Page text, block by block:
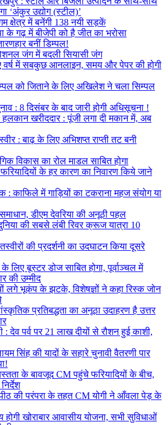
‘अंकुर उद्योग (स्टील)’
क्षेत्र में बनेंगी 138 नयी सड़कें
के गढ़ में बीजेपी को है जीत का भरोसा
बनीं डिम्पल!
जंग में बदली सियासी जंग
वर्ष में सबकुछ आनलाइन, समय और पेपर की होगी
को जिताने के लिए अखिलेश ने चला सिम्पल
: 8 दिसंबर के बाद जारी होगी अधिसूचना !
हलकान खरीददार : पूंजी लगा दी मकान में, अब
: बाढ़ के लिए अभिशप्त राप्ती तट बनी
विकास का रोल माडल साबित होगा
के हर कारण का निवारण किये जाने
काफिले में गाड़ियों का टकराना महज संयोग या
डीएम देवरिया की अनूठी पहल
की सबसे लंबी रिवर क्रूज यात्रा 10
की प्रदर्शनी का उदघाटन किया दूसरे
लिए बूस्टर डोज साबित होगा, पूर्वाञ्चल में
की उम्मीद
लगे भूकंप के झटके, विशेषज्ञों ने कहा रिस्क जोन
प्रतिबद्धता का अनूठा उदाहरण है उत्तर
: देव पर्व पर 21 लाख दीयों से रौशन हुई काशी,
सिंह की यादों के सहारे चुनावी वैतरणी पार
के बावजूद CM पहुंचे फरियादियों के बीच,
की परंपरा के तहत CM योगी ने आँवला पेड़ के
होगी खोराबार आवासीय योजना, सभी सुविधाओं